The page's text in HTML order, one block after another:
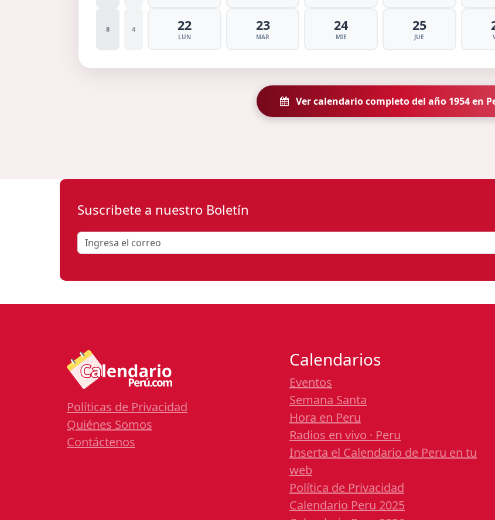
8 4 22
LUN
23
MAR
24
MIE
25
JUE
Ver calendario completo del año 1954 en
Suscribete a nuestro Boletín
Políticas de Privacidad
Quiénes Somos
Contáctenos
Calendarios
Eventos
Semana Santa
Hora en Peru
Radios en vivo · Peru
Inserta el Calendario de Peru en tu
web
Política de Privacidad
Calendario Peru 2025